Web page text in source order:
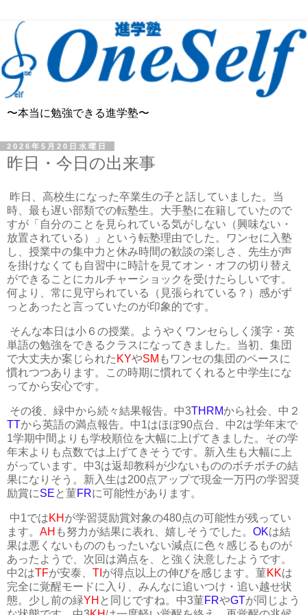
〜本当に勉強できる進学塾〜
2026年5月20日水曜日
昨日・今日の出来事
昨日、高校生になった卒業生の子と話していました。当
時、最も遅い部類での転塾生。大手塾に在籍していたので
すが「自分のことを見られている気がしない（興味ない・
放置されている）」という転塾理由でした。ワンセに入塾
し、授業中の集中力と休み時間の歓談の楽しさ、先生が声
を掛けなくても自習中に時計を見てオン・オフの切り替え
ができることにカルチャーショックを受けたらしいです。
何より、常に見守られている（見張られている？）感がず
っとあったと言っていたのが印象的です。
そんな本日は小６の授業。ようやくワンセらしく漢字・英
単語の勉強をできるクラスになってきました。当初、集団
で大丈夫か案じられた KYやSM もワンセの集団のペースに
慣れつつあります。この時期に慣れてくれると中学生にな
ってから安心です。
その後、緑中から続々結果報告。中3THRMから社会、中２
TTから英語の満点報告。中1はほぼ90点台、中2は学年末で
1学期中間よりも学校順位を大幅に上げてきました。その学
年末よりも点数では上げてきそうです。新入生も大幅に上
がっています。中3は返却教科が少ないもののボチボチの結
果になりそう。新入生は200点アップで現金一万円の学習奨
励賞にSE と菫FRに可能性があります。
中1ではKH が学習奨励賞対象の480点の可能性が残ってい
ます。 AH も努力が結果に表れ、嬉しそうでした。 OKは結
果は悪くないもののもったいない減点に色々感じるものが
あったようで、次回は満点を、と強く決意したようです。
中2はTFが安泰、 TI が得点以上の伸びを感じます。菫KKは
完全に覚醒モードに入り、みんなに追いつけ・追い越せ状
態。少し前の緑YH と同じですね。中3菫FRやGTが同じよう